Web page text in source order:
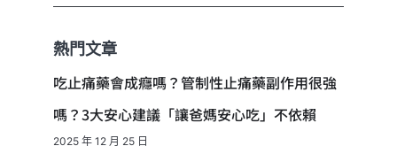
熱門文章
吃止痛藥會成癮嗎？管制性止痛藥副作用很強
嗎？3大安心建議「讓爸媽安心吃」不依賴
2025 年 12 月 25 日